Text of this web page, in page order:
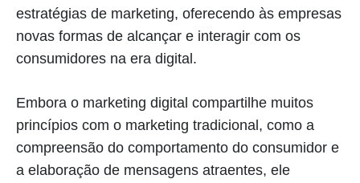
estratégias de marketing, oferecendo às empresas
novas formas de alcançar e interagir com os
consumidores na era digital.
Embora o marketing digital compartilhe muitos
princípios com o marketing tradicional, como a
compreensão do comportamento do consumidor e
a elaboração de mensagens atraentes, ele